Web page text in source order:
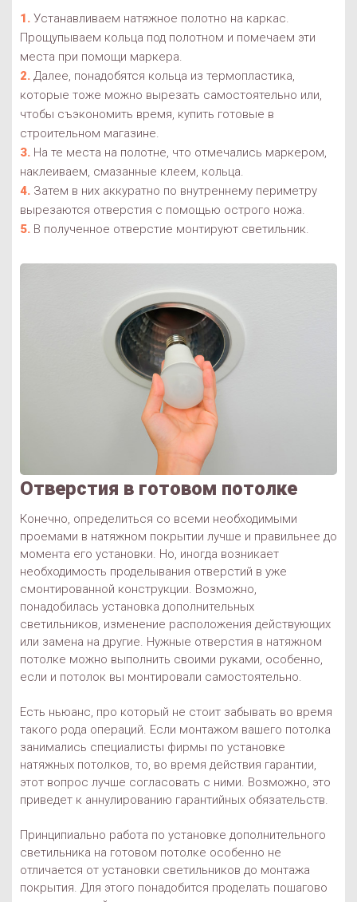
Устанавливаем натяжное полотно на каркас.
Прощупываем кольца под полотном и помечаем эти
места при помощи маркера.
Далее, понадобятся кольца из термопластика,
которые тоже можно вырезать самостоятельно или,
чтобы съэкономить время, купить готовые в
строительном магазине.
На те места на полотне, что отмечались маркером,
наклеиваем, смазанные клеем, кольца.
Затем в них аккуратно по внутреннему периметру
вырезаются отверстия с помощью острого ножа.
В полученное отверстие монтируют светильник.
Отверстия в готовом потолке
Конечно, определиться со всеми необходимыми
проемами в натяжном покрытии лучше и правильнее до
момента его установки. Но, иногда возникает
необходимость проделывания отверстий в уже
смонтированной конструкции. Возможно,
понадобилась установка дополнительных
светильников, изменение расположения действующих
или замена на другие. Нужные отверстия в натяжном
потолке можно выполнить своими руками, особенно,
если и потолок вы монтировали самостоятельно.
Есть ньюанс, про который не стоит забывать во время
такого рода операций. Если монтажом вашего потолка
занимались специалисты фирмы по установке
натяжных потолков, то, во время действия гарантии,
этот вопрос лучше согласовать с ними. Возможно, это
приведет к аннулированию гарантийных обязательств.
Принципиально работа по установке дополнительного
светильника на готовом потолке особенно не
отличается от установки светильников до монтажа
покрытия. Для этого понадобится проделать пошагово